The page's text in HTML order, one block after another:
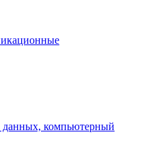
данных, компьютерный